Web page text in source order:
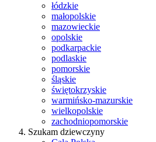
łódzkie
małopolskie
mazowieckie
opolskie
podkarpackie
podlaskie
pomorskie
śląskie
świętokrzyskie
warmińsko-mazurskie
wielkopolskie
zachodniopomorskie
Szukam dziewczyny